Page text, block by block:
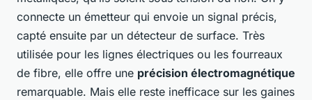
connecte un émetteur qui envoie un signal précis,
capté ensuite par un détecteur de surface. Très
utilisée pour les lignes électriques ou les fourreaux
de fibre, elle offre une précision électromagnétique
remarquable. Mais elle reste inefficace sur les gaines